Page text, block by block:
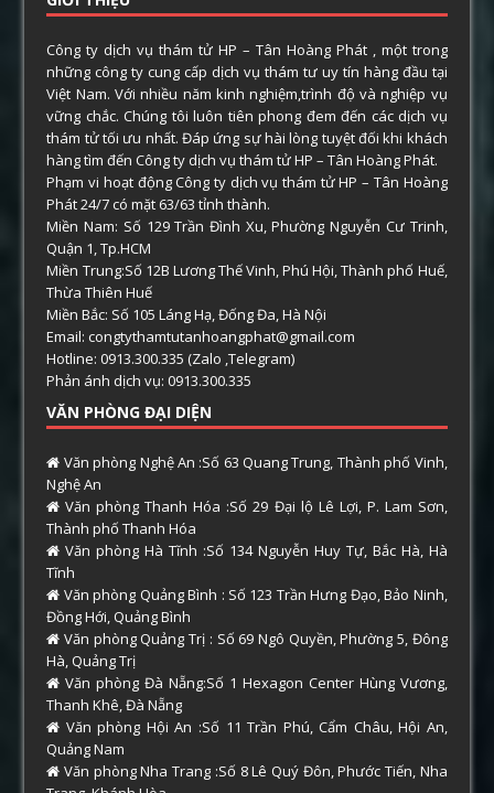
Công ty dịch vụ thám tử HP – Tân Hoàng Phát , một trong
những công ty cung cấp dịch vụ thám tư uy tín hàng đầu tại
Việt Nam. Với nhiều năm kinh nghiệm,trình độ và nghiệp vụ
vững chắc. Chúng tôi luôn tiên phong đem đến các dịch vụ
thám tử tối ưu nhất. Đáp ứng sự hài lòng tuyệt đối khi khách
hàng tìm đến Công ty dịch vụ thám tử HP – Tân Hoàng Phát.
Phạm vi hoạt động Công ty dịch vụ thám tử HP – Tân Hoàng
Phát 24/7 có mặt 63/63 tỉnh thành.
Miền Nam: Số 129 Trần Đình Xu, Phường Nguyễn Cư Trinh,
Quận 1, Tp.HCM
Miền Trung:Số 12B Lương Thế Vinh, Phú Hội, Thành phố Huế,
Thừa Thiên Huế
Miền Bắc: Số 105 Láng Hạ, Đống Đa, Hà Nội
Email: congtythamtutanhoangphat@gmail.com
Hotline: 0913.300.335 (Zalo ,Telegram)
Phản ánh dịch vụ: 0913.300.335
VĂN PHÒNG ĐẠI DIỆN
Văn phòng Nghệ An :Số 63 Quang Trung, Thành phố Vinh,
Nghệ An
Văn phòng Thanh Hóa :Số 29 Đại lộ Lê Lợi, P. Lam Sơn,
Thành phố Thanh Hóa
Văn phòng Hà Tĩnh :Số 134 Nguyễn Huy Tự, Bắc Hà, Hà
Tĩnh
Văn phòng Quảng Bình : Số 123 Trần Hưng Đạo, Bảo Ninh,
Đồng Hới, Quảng Bình
Văn phòng Quảng Trị : Số 69 Ngô Quyền, Phường 5, Đông
Hà, Quảng Trị
Văn phòng Đà Nẵng:Số 1 Hexagon Center Hùng Vương,
Thanh Khê, Đà Nẵng
Văn phòng Hội An :Số 11 Trần Phú, Cẩm Châu, Hội An,
Quảng Nam
Văn phòng Nha Trang :Số 8 Lê Quý Đôn, Phước Tiến, Nha